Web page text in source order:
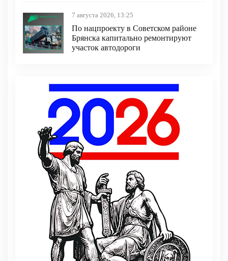
7 августа 2026, 13:25
По нацпроекту в Советском районе
Брянска капитально ремонтируют
участок автодороги